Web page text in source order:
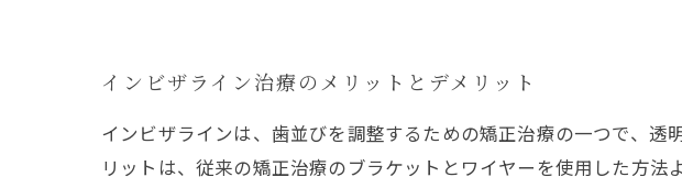
インビザライン治療のメリットとデメリット
インビザラインは、歯並びを調整するための矯正治療の一つで、
リットは、従来の矯正治療のブラケットとワイヤーを使用した方